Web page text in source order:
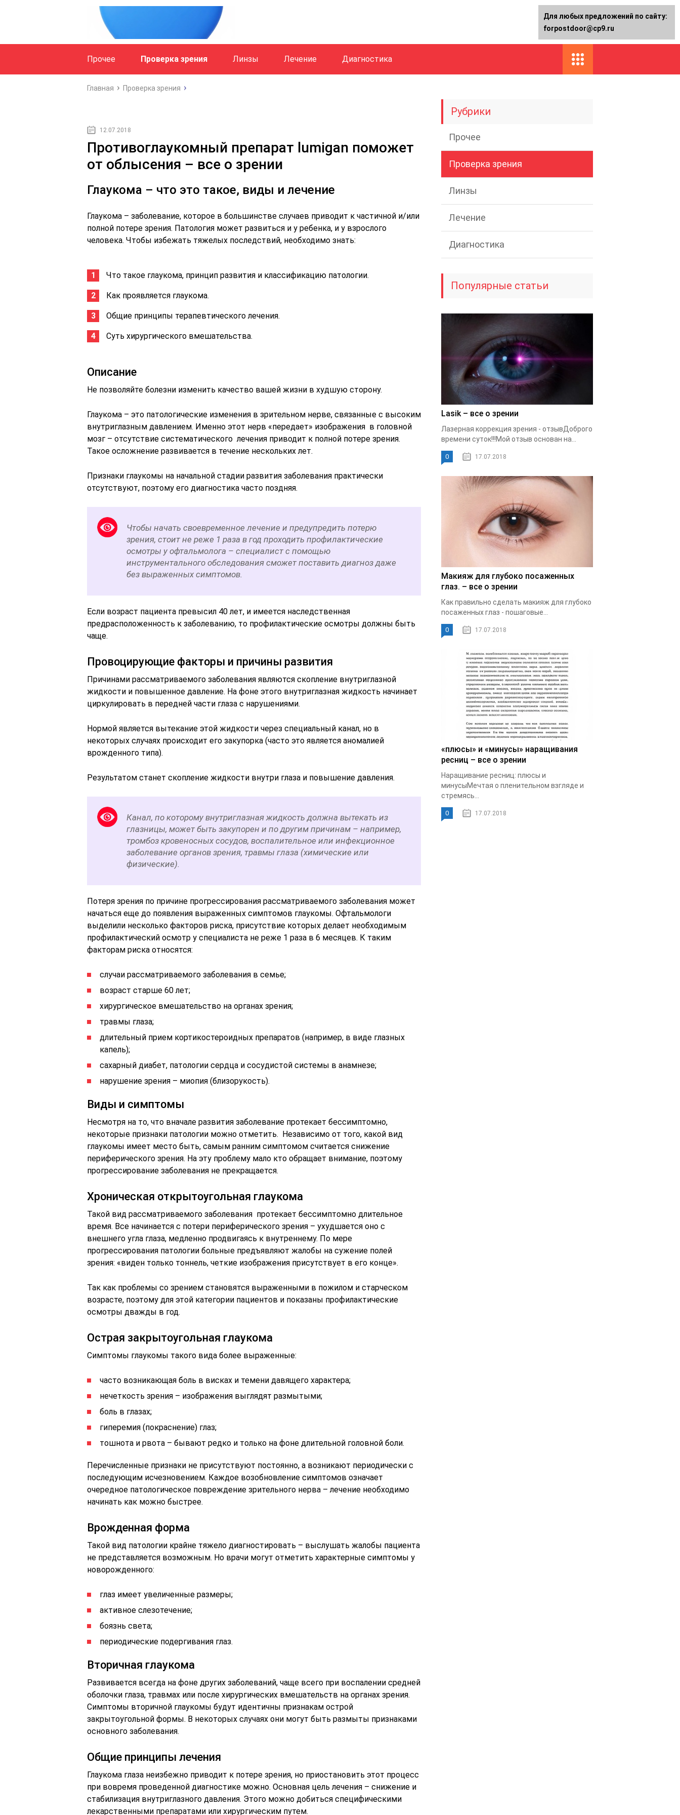
Прочее Проверка зрения Линзы Лечение Диагностика
Главная Проверка зрения
12.07.2018
Противоглаукомный препарат lumigan поможет
от облысения – все о зрении
Глаукома – что это такое, виды и лечение
Глаукома – заболевание, которое в большинстве случаев приводит к частичной и/или
полной потере зрения. Патология может развиться и у ребенка, и у взрослого
человека. Чтобы избежать тяжелых последствий, необходимо знать:
Что такое глаукома, принцип развития и классификацию патологии.
Как проявляется глаукома.
Общие принципы терапевтического лечения.
Суть хирургического вмешательства.
Описание
Не позволяйте болезни изменить качество вашей жизни в худшую сторону.
Глаукома – это патологические изменения в зрительном нерве, связанные с высоким
внутриглазным давлением. Именно этот нерв «передает» изображения в головной
мозг – отсутствие систематического лечения приводит к полной потере зрения.
Такое осложнение развивается в течение нескольких лет.
Признаки глаукомы на начальной стадии развития заболевания практически
отсутствуют, поэтому его диагностика часто поздняя.
Чтобы начать своевременное лечение и предупредить потерю
зрения, стоит не реже 1 раза в год проходить профилактические
осмотры у офтальмолога – специалист с помощью
инструментального обследования сможет поставить диагноз даже
без выраженных симптомов.
Если возраст пациента превысил 40 лет, и имеется наследственная
предрасположенность к заболеванию, то профилактические осмотры должны быть
чаще.
Провоцирующие факторы и причины развития
Причинами рассматриваемого заболевания являются скопление внутриглазной
жидкости и повышенное давление. На фоне этого внутриглазная жидкость начинает
циркулировать в передней части глаза с нарушениями.
Нормой является вытекание этой жидкости через специальный канал, но в
некоторых случаях происходит его закупорка (часто это является аномалией
врожденного типа).
Результатом станет скопление жидкости внутри глаза и повышение давления.
Канал, по которому внутриглазная жидкость должна вытекать из
глазницы, может быть закупорен и по другим причинам – например,
тромбоз кровеносных сосудов, воспалительное или инфекционное
заболевание органов зрения, травмы глаза (химические или
физические).
Потеря зрения по причине прогрессирования рассматриваемого заболевания может
начаться еще до появления выраженных симптомов глаукомы. Офтальмологи
выделили несколько факторов риска, присутствие которых делает необходимым
профилактический осмотр у специалиста не реже 1 раза в 6 месяцев. К таким
факторам риска относятся:
случаи рассматриваемого заболевания в семье;
возраст старше 60 лет;
хирургическое вмешательство на органах зрения;
травмы глаза;
длительный прием кортикостероидных препаратов (например, в виде глазных
капель);
сахарный диабет, патологии сердца и сосудистой системы в анамнезе;
нарушение зрения – миопия (близорукость).
Виды и симптомы
Несмотря на то, что вначале развития заболевание протекает бессимптомно,
некоторые признаки патологии можно отметить. Независимо от того, какой вид
глаукомы имеет место быть, самым ранним симптомом считается снижение
периферического зрения. На эту проблему мало кто обращает внимание, поэтому
прогрессирование заболевания не прекращается.
Хроническая открытоугольная глаукома
Такой вид рассматриваемого заболевания протекает бессимптомно длительное
время. Все начинается с потери периферического зрения – ухудшается оно с
внешнего угла глаза, медленно продвигаясь к внутреннему. По мере
прогрессирования патологии больные предъявляют жалобы на сужение полей
зрения: «виден только тоннель, четкие изображения присутствует в его конце».
Так как проблемы со зрением становятся выраженными в пожилом и старческом
возрасте, поэтому для этой категории пациентов и показаны профилактические
осмотры дважды в год.
Острая закрытоугольная глаукома
Симптомы глаукомы такого вида более выраженные:
часто возникающая боль в висках и темени давящего характера;
нечеткость зрения – изображения выглядят размытыми;
боль в глазах;
гиперемия (покраснение) глаз;
тошнота и рвота – бывают редко и только на фоне длительной головной боли.
Перечисленные признаки не присутствуют постоянно, а возникают периодически с
последующим исчезновением. Каждое возобновление симптомов означает
очередное патологическое повреждение зрительного нерва – лечение необходимо
начинать как можно быстрее.
Врожденная форма
Такой вид патологии крайне тяжело диагностировать – выслушать жалобы пациента
не представляется возможным. Но врачи могут отметить характерные симптомы у
новорожденного:
глаз имеет увеличенные размеры;
активное слезотечение;
боязнь света;
периодические подергивания глаз.
Вторичная глаукома
Развивается всегда на фоне других заболеваний, чаще всего при воспалении средней
оболочки глаза, травмах или после хирургических вмешательств на органах зрения.
Симптомы вторичной глаукомы будут идентичны признакам острой
закрытоугольной формы. В некоторых случаях они могут быть размыты признаками
основного заболевания.
Общие принципы лечения
Глаукома глаза неизбежно приводит к потере зрения, но приостановить этот процесс
при вовремя проведенной диагностике можно. Основная цель лечения – снижение и
стабилизация внутриглазного давления. Этого можно добиться специфическими
лекарственными препаратами или хирургическим путем.
Рубрики
Прочее
Проверка зрения
Линзы
Лечение
Диагностика
Популярные статьи
Lasik – все о зрении
Лазерная коррекция зрения - отзывДоброго
времени суток!!!Мой отзыв основан на...
0 17.07.2018
Макияж для глубоко посаженных
глаз. – все о зрении
Как правильно сделать макияж для глубоко
посаженных глаз - пошаговые...
0 17.07.2018
«плюсы» и «минусы» наращивания
ресниц – все о зрении
Наращивание ресниц: плюсы и
минусыМечтая о пленительном взгляде и
стремясь...
0 17.07.2018
Для любых предложений по сайту:
forpostdoor@cp9.ru